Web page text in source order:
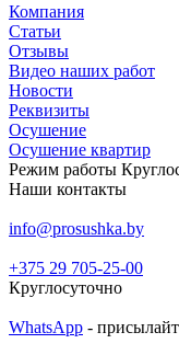
Компания
Статьи
Отзывы
Видео наших работ
Новости
Реквизиты
Осушение
Осушение квартир
Режим работы
Наши контакты
info@prosushka.by
+375 29 705-25-00
Круглосуточно
WhatsApp -